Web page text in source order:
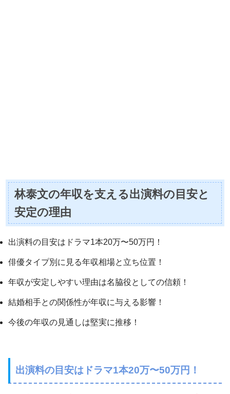
林泰文の年収を支える出演料の目安と
安定の理由
出演料の目安はドラマ1本20万〜50万円！
俳優タイプ別に見る年収相場と立ち位置！
年収が安定しやすい理由は名脇役としての信頼！
結婚相手との関係性が年収に与える影響！
今後の年収の見通しは堅実に推移！
出演料の目安はドラマ1本20万〜50万円！